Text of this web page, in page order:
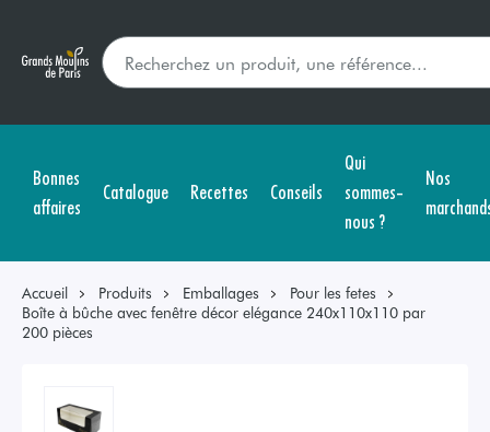
Bonnes
affaires
Catalogue Recettes Conseils
Qui
sommes-
nous ?
Nos
Accueil Produits Emballages
Pour les fetes
Boîte à bûche avec fenêtre décor elégance 240x110x110 par
200 pièces